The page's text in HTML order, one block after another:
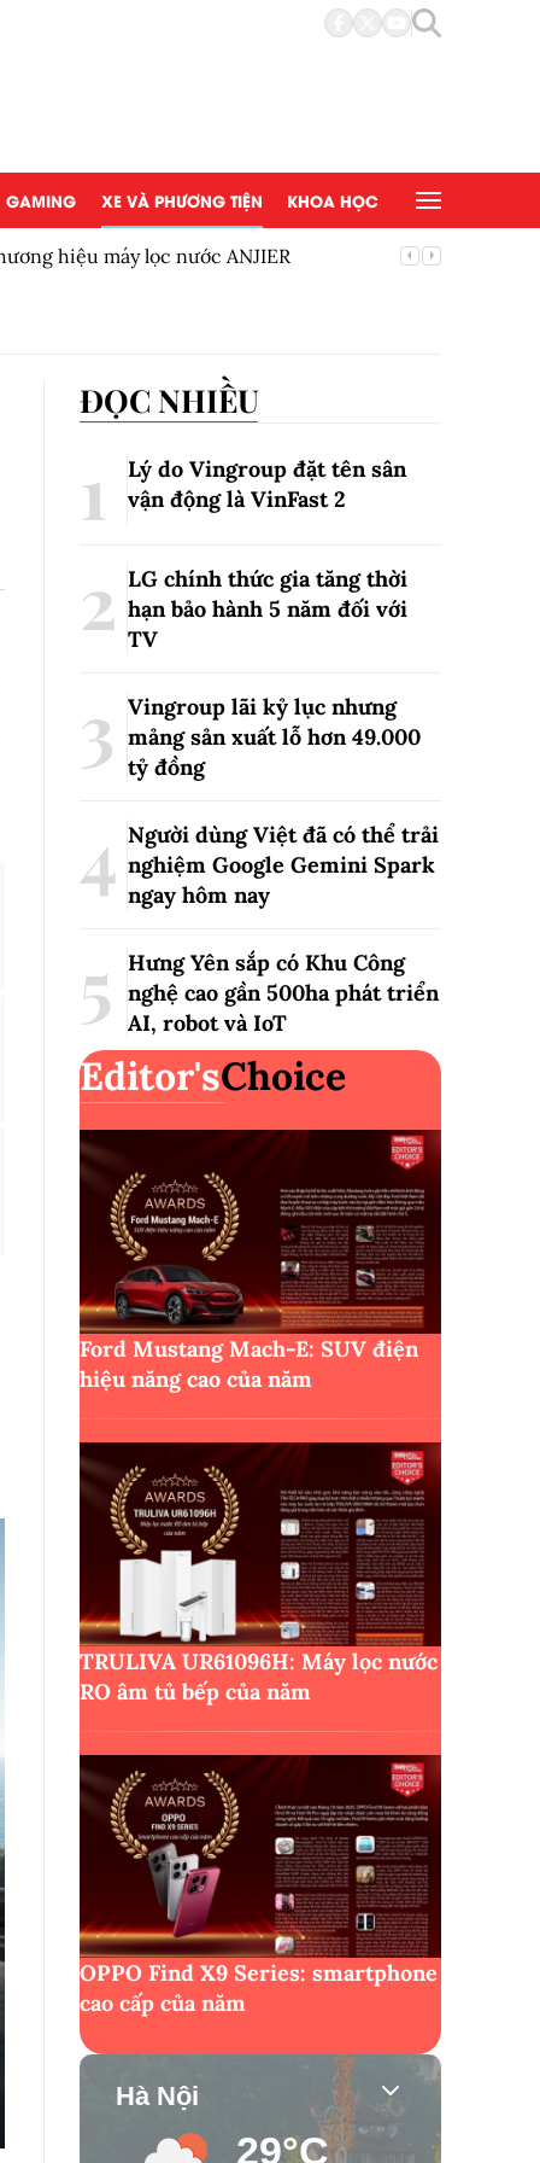
GAMING XE VÀ PHƯƠNG TIỆN KHOA HỌC
hiệu máy lọc nước ANJIER
ĐỌC NHIỀU
Lý do Vingroup đặt tên sân
vận động là VinFast2
LG chính thức gia tăng thời
hạn bảo hành 5 năm đối với
TV
Vingroup lãi kỷ lục nhưng
mảng sản xuất lỗ hơn 49.000
tỷ đồng
Người dùng Việt đã có thể trải
nghiệm Google Gemini Spark
ngay hôm nay
Hưng Yên sắp có Khu Công
nghệ cao gần 500ha phát triển
AI, robot và IoT
Editor'sChoice
Ford Mustang Mach-E: SUV điện
hiệu năng cao của năm
TRULIVA UR61096H: Máy lọc nước
RO âm tủ bếp của năm
OPPO Find X9 Series: smartphone
cao cấp của năm
Hà Nội
29°C